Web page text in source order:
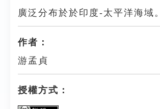
廣泛分布於於印度-太平洋海域。
作者：
游孟貞
授權方式：